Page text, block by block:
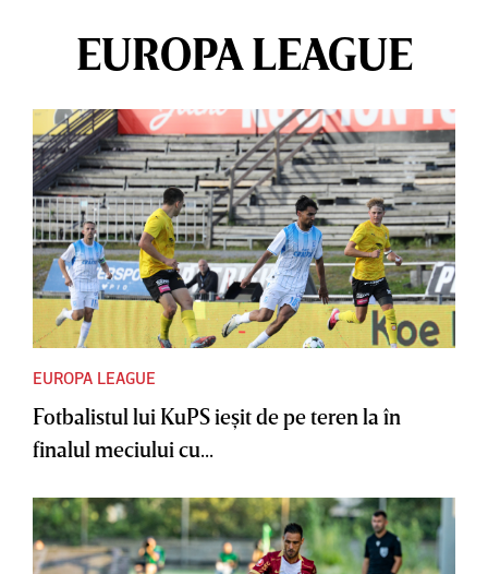
EUROPA LEAGUE
EUROPA LEAGUE
Fotbalistul lui KuPS ieşit de pe teren la în
finalul meciului cu...